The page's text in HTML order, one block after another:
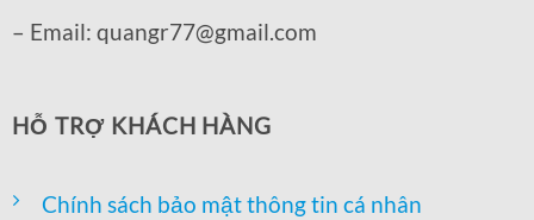
– Email: quangr77@gmail.com
HỖ TRỢ KHÁCH HÀNG
Chính sách bảo mật thông tin cá nhân